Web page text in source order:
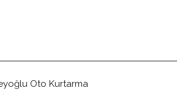
Oto Kurtarma